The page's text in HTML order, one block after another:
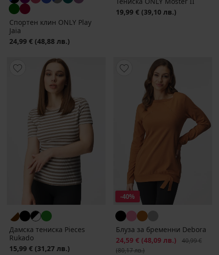
Спортен клин ONLY Play
Jaia
24,99 € (48,88 лв.)
19,99 € (39,10 лв.)
Дамска тениска Pieces
Rukado
15,99 € (31,27 лв.)
-40%
Блуза за бременни Debora
Намаление
24,59 € (48,09 лв.)
40,99 €
(80,17 лв.)